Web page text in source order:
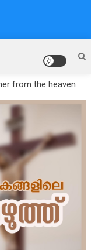
from the heaven